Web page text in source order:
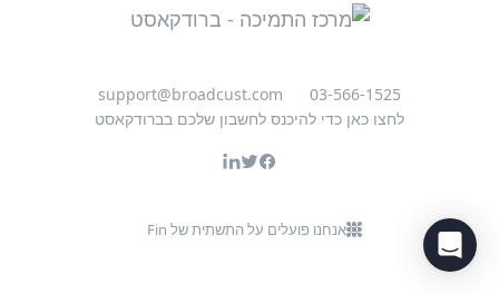
03-566-1525
support@broadcust.com
לחצו כאן כדי להיכנס לחשבון שלכם בברודקאסט
אנחנו פועלים על התשתית של Fin